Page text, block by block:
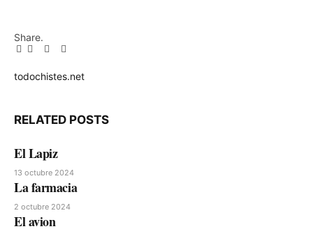
Share.
Facebook
TwitterPinterest
LinkedIn
Tumblr
Email
todochistes.net
RELATED POSTS
El Lapiz
13 octubre 2024
La farmacia
2 octubre 2024
El avion